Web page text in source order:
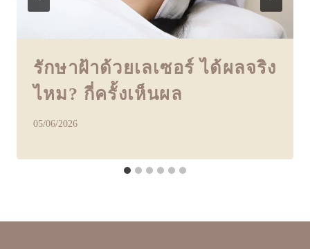
รักษาฝ้าด้วยเลเซอร์ ได้ผลจริง
ไหม? กี่ครั้งเห็นผล
05/06/2026